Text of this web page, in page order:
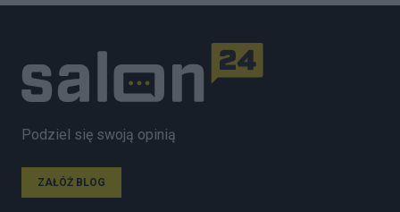
Podziel się swoją opinią
ZAŁÓŻ BLOG